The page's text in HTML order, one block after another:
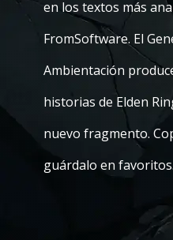
en los textos más
FromSoftware. El
Ambientación
historias de Elden
nuevo fragmento.
guárdalo en favoritos.